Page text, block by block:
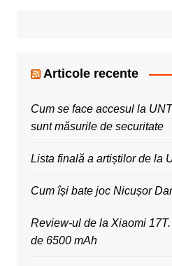
Articole recente
Cum se face accesul la
sunt măsurile de securitate
Lista finală a artiștilor de la
Cum își bate joc Nicușor
Review-ul de la Xiaomi
de 6500 mAh